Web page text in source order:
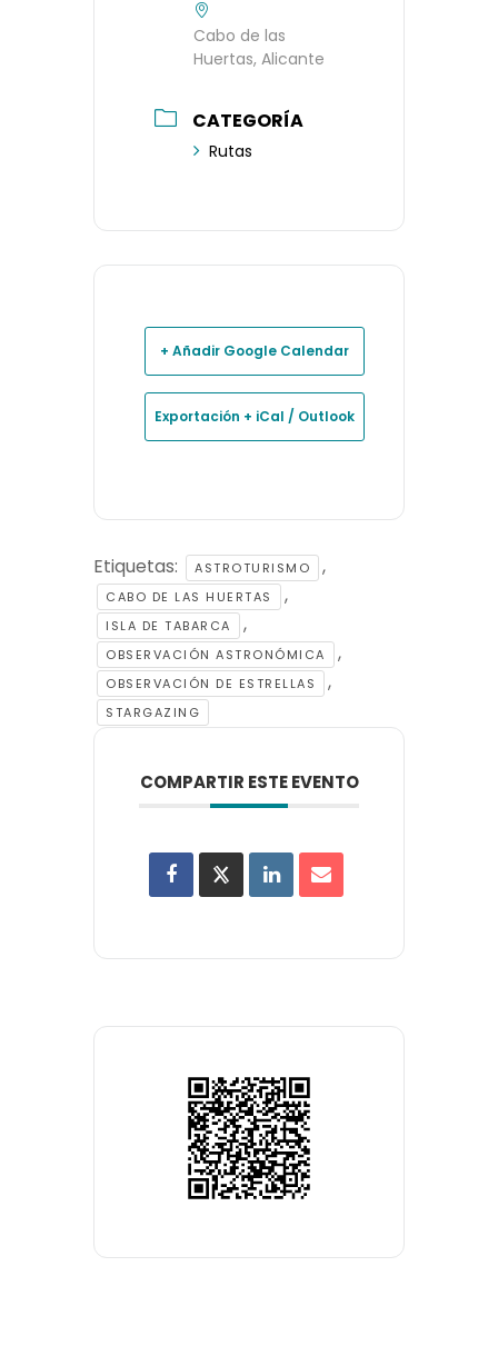
Cabo de las
Huertas, Alicante
CATEGORÍA
Rutas
+ Añadir Google Calendar
Exportación + iCal / Outlook
Etiquetas: ASTROTURISMO ,
CABO DE LAS HUERTAS ,
ISLA DE TABARCA ,
OBSERVACIÓN ASTRONÓMICA ,
OBSERVACIÓN DE ESTRELLAS ,
STARGAZING
COMPARTIR ESTE EVENTO